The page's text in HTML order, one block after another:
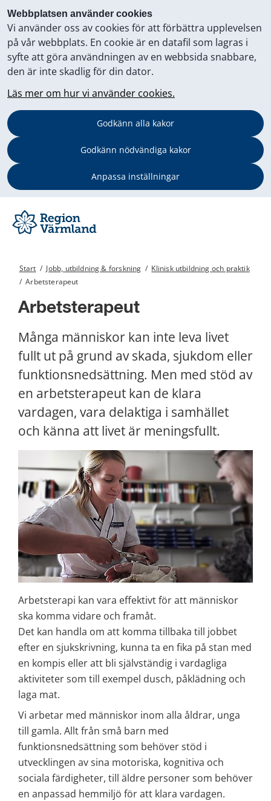
Webbplatsen använder cookies
Vi använder oss av cookies för att förbättra upplevelsen
på vår webbplats. En cookie är en datafil som lagras i
syfte att göra användningen av en webbsida snabbare,
den är inte skadlig för din dator.
Läs mer om hur vi använder cookies.
Godkänn alla kakor
Godkänn nödvändiga kakor
Anpassa inställningar
Start / Jobb, utbildning & forskning / Klinisk utbildning och praktik
/ Arbetsterapeut
Arbetsterapeut
Många människor kan inte leva livet
fullt ut på grund av skada, sjukdom eller
funktionsnedsättning. Men med stöd av
en arbetsterapeut kan de klara
vardagen, vara delaktiga i samhället
och känna att livet är meningsfullt.
Arbetsterapi kan vara effektivt för att människor
ska komma vidare och framåt.
Det kan handla om att komma tillbaka till jobbet
efter en sjukskrivning, kunna ta en fika på stan med
en kompis eller att bli självständig i vardagliga
aktiviteter som till exempel dusch, påklädning och
laga mat.
Vi arbetar med människor inom alla åldrar, unga
till gamla. Allt från små barn med
funktionsnedsättning som behöver stöd i
utvecklingen av sina motoriska, kognitiva och
sociala färdigheter, till äldre personer som behöver
en anpassad hemmiljö för att klara vardagen.